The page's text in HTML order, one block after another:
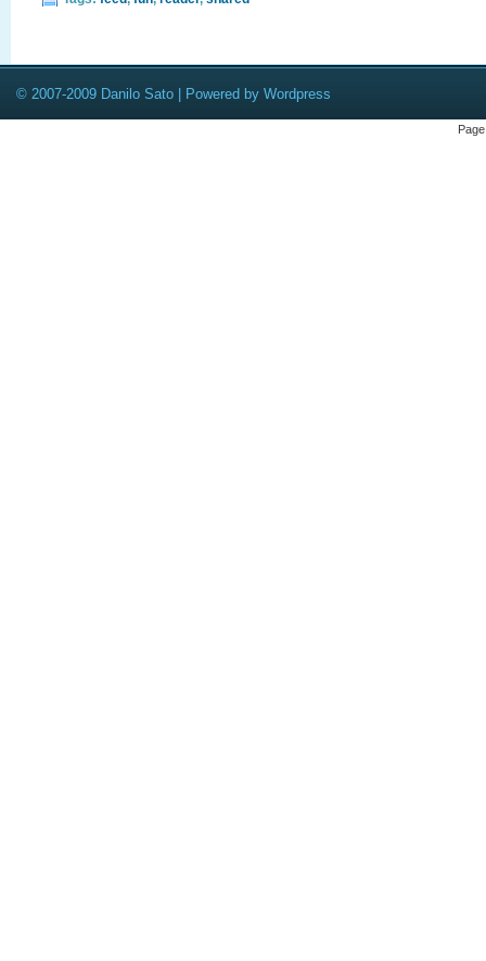
© 2007-2009 Danilo Sato | Powered by Wordpress